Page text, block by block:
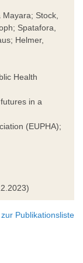
Stock,
Spatafora,
Helmer,
Health
in a
(EUPHA);
Publikationsliste